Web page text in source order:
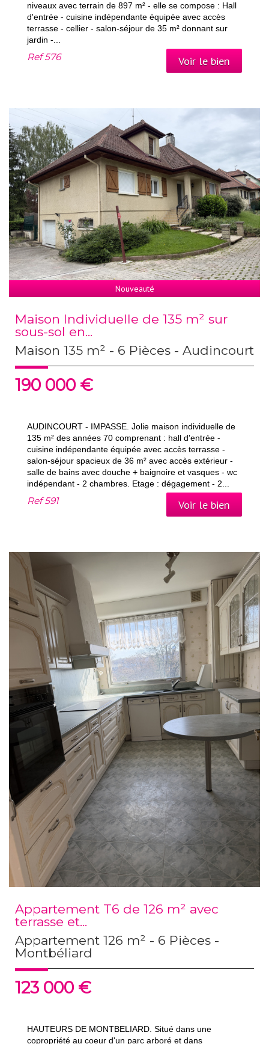
niveaux avec terrain de 897 m² - elle se compose : Hall
d'entrée - cuisine indépendante équipée avec accès
terrasse - cellier - salon-séjour de 35 m² donnant sur
jardin -...
Ref576 Voir le bien
Nouveauté
Maison Individuelle de 135 m² sur
sous-sol en...
Maison 135 m² - 6 Pièces - Audincourt
190 000 €
AUDINCOURT - IMPASSE. Jolie maison individuelle de
135 m² des années 70 comprenant : hall d'entrée -
cuisine indépendante équipée avec accès terrasse -
salon-séjour spacieux de 36 m² avec accès extérieur -
salle de bains avec douche + baignoire et vasques - wc
indépendant - 2 chambres. Etage : dégagement - 2...
Ref591 Voir le bien
Appartement T6 de 126 m² avec
terrasse et...
Appartement 126 m² - 6 Pièces -
Montbéliard
123 000 €
HAUTEURS DE MONTBELIARD. Situé dans une
copropriété au coeur d'un parc arboré et dans